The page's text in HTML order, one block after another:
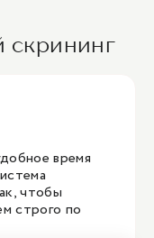
скрининг
время
чтобы
строго по